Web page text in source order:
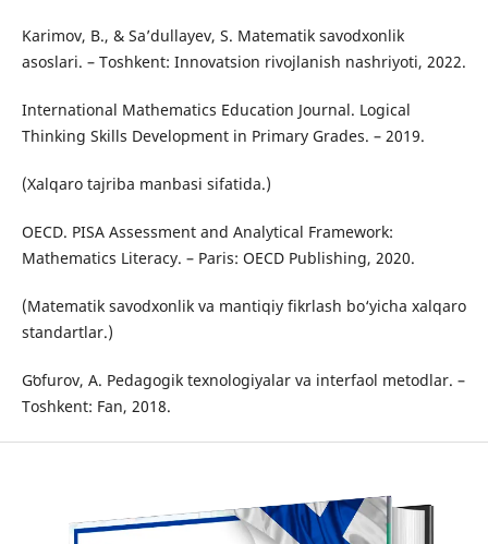
Karimov, B., & Sa’dullayev, S. Matematik savodxonlik
asoslari. – Toshkent: Innovatsion rivojlanish nashriyoti, 2022.
International Mathematics Education Journal. Logical
Thinking Skills Development in Primary Grades. – 2019.
(Xalqaro tajriba manbasi sifatida.)
OECD. PISA Assessment and Analytical Framework:
Mathematics Literacy. – Paris: OECD Publishing, 2020.
(Matematik savodxonlik va mantiqiy fikrlash bo‘yicha xalqaro
standartlar.)
Gʻofurov, A. Pedagogik texnologiyalar va interfaol metodlar. –
Toshkent: Fan, 2018.